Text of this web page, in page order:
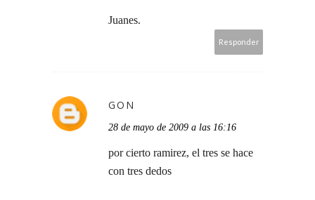
Juanes.
Responder
GON
28 de mayo de 2009 a las 16:16
por cierto ramirez, el tres se hace
con tres dedos